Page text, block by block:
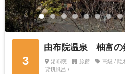
3
由布院温泉 柚富
湯布院 旅館
高級 / 隠
貸切風呂 /